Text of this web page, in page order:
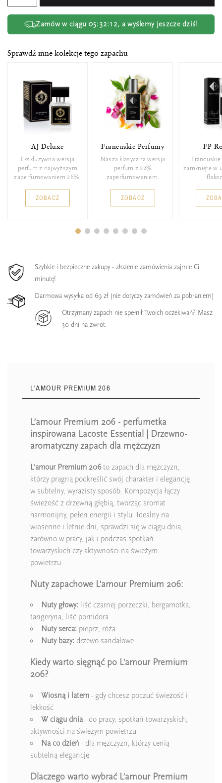
Zamów w ciągu 05:32:12, a wyślemy jeszcze dziś!
Sprawdź inne kolekcje tego zapachu
AJ Deluxe
Ekskluzywna wersja
perfum z najwyższym
zaperfumowaniem 26%.
ZOBACZ
Francuskie Perfumy
Nasza klasyczna wersja
perfum z 22%
zaperfumowaniem.
ZOBACZ
FP
zamknięte w
Szybkie i bezpieczne zakupy - złożenie zamówienia zajmie Ci
minutę!
Darmowa wysyłka od 69 zł (nie dotyczy zamówień za pobraniem)
Otrzymany zapach nie spełnił Twoich oczekiwań? Masz
30 dni na zwrot.
L'AMOUR PREMIUM 206
L’amour Premium 206 - perfumetka
inspirowana Lacoste Essential | Drzewno-
aromatyczny zapach dla mężczyzn
L’amour Premium 206to zapach dla mężczyzn,
którzy pragną podkreślić swój charakter i elegancję
w subtelny, wyrazisty sposób. Kompozycja łączy
świeżość z drzewną głębią, tworząc aromat
harmonijny, pełen energii i stylu. Idealny na
wiosenne i letnie dni, sprawdzi się w ciągu dnia,
zarówno w pracy, jak i podczas spotkań
towarzyskich czy aktywności na świeżym
powietrzu.
Nuty zapachowe L’amour Premium 206:
Nuty głowy: liść czarnej porzeczki, bergamotka,
tangeryna, liść pomidora
Nuty serca: pieprz, róża
Nuty bazy: drzewo sandałowe
Kiedy warto sięgnąć po L’amour Premium
206?
Wiosną i latem - gdy chcesz poczuć świeżość i
lekkość
W ciągu dnia - do pracy, spotkań towarzyskich,
aktywności na świeżym powietrzu
Na co dzień - dla mężczyzn, którzy cenią
subtelną elegancję
Dlaczego warto wybrać L’amour Premium